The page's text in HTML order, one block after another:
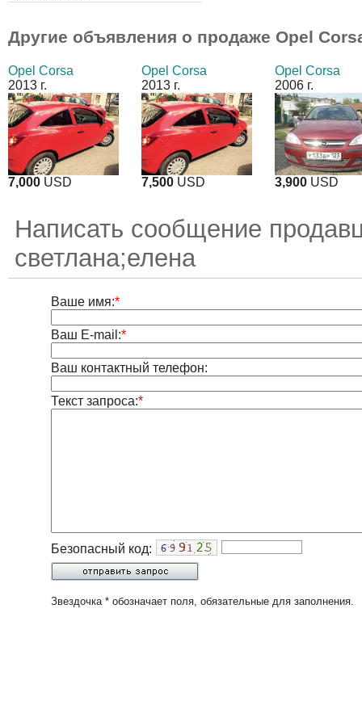
Другие объявления о продаже Opel
Opel Corsa
2013 г.
7,000 USD
Opel Corsa
2013 г.
7,500 USD
Opel Corsa
2006 г.
3,900 USD
Написать сообщение
светлана;елена
Ваше имя:*
Ваш E-mail:*
Ваш контактный телефон:
Текст запроса:*
Безопасный код:
Звездочка * обозначает поля, обязательные для заполнения.